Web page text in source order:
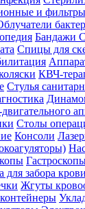
и фильтры
Бандажи
Спицы для
КВЧ-
Стулья
Столы
Консоли
для забора крови
Жгуты